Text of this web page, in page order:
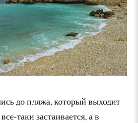
до пляжа, который выходит
таки застаивается, а в